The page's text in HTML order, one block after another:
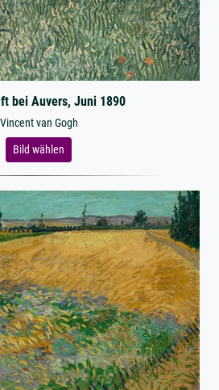
bei Auvers, Juni 1890
Vincent van Gogh
Bild wählen